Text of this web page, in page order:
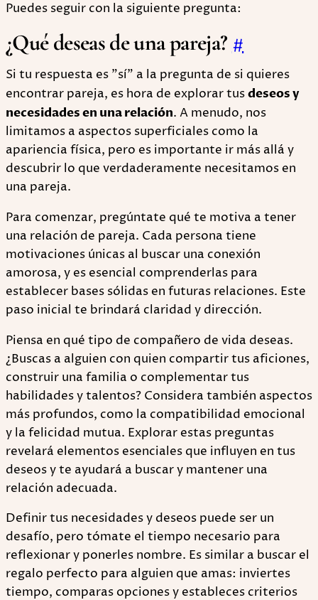
Puedes seguir con la siguiente pregunta:
¿Qué deseas de una pareja? #
Si tu respuesta es "sí" a la pregunta de si quieres
encontrar pareja, es hora de explorar tusdeseos y
necesidades en una relación. A menudo, nos
limitamos a aspectos superficiales como la
apariencia física, pero es importante ir más allá y
descubrir lo que verdaderamente necesitamos en
una pareja.
Para comenzar, pregúntate qué te motiva a tener
una relación de pareja. Cada persona tiene
motivaciones únicas al buscar una conexión
amorosa, y es esencial comprenderlas para
establecer bases sólidas en futuras relaciones. Este
paso inicial te brindará claridad y dirección.
Piensa en qué tipo de compañero de vida deseas.
¿Buscas a alguien con quien compartir tus aficiones,
construir una familia o complementar tus
habilidades y talentos? Considera también aspectos
más profundos, como la compatibilidad emocional
y la felicidad mutua. Explorar estas preguntas
revelará elementos esenciales que influyen en tus
deseos y te ayudará a buscar y mantener una
relación adecuada.
Definir tus necesidades y deseos puede ser un
desafío, pero tómate el tiempo necesario para
reflexionar y ponerles nombre. Es similar a buscar el
regalo perfecto para alguien que amas: inviertes
tiempo, comparas opciones y estableces criterios